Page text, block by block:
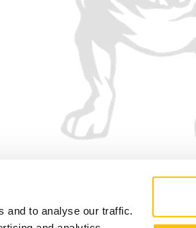
and to analyse our traffic.